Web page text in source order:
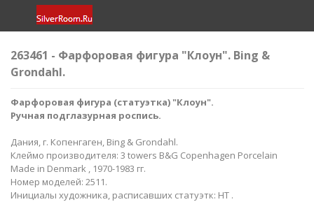
263461 - Фарфоровая фигура "Клоун". Bing &
Grondahl.
Фарфоровая фигура (статуэтка) "Клоун".
Ручная подглазурная роспись.
Дания, г. Копенгаген, Bing & Grondahl.
Клеймо производителя: 3 towers B&G Copenhagen Porcelain
Made in Denmark , 1970-1983 гг.
Номер моделей: 2511.
Инициалы художника, расписавших статуэтк: HT .